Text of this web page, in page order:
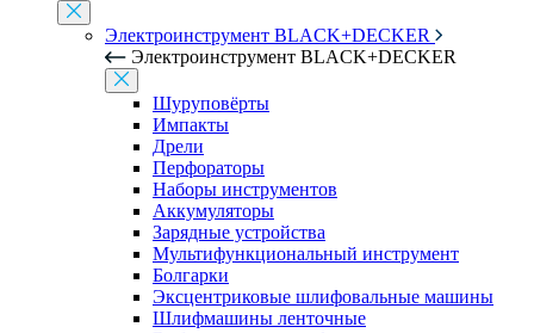
Электроинструмент BLACK+DECKER
Электроинструмент BLACK+DECKER
Шуруповёрты
Импакты
Дрели
Перфораторы
Наборы инструментов
Аккумуляторы
Зарядные устройства
Мультифункциональный инструмент
Болгарки
Эксцентриковые шлифовальные машины
Шлифмашины ленточные